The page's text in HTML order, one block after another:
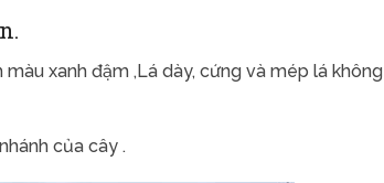
xanh đậm ,Lá dày, cứng và mép lá không
của cây .